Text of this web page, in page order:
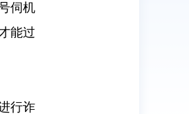
伺机
能过
行诈